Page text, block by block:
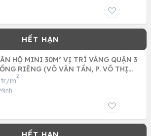
HỘ MINI 30M² VỊ TRÍ VÀNG QUẬN 3
RIÊNG (VÕ VĂN TẦN, P. VÕ THỊ
tr/m
2